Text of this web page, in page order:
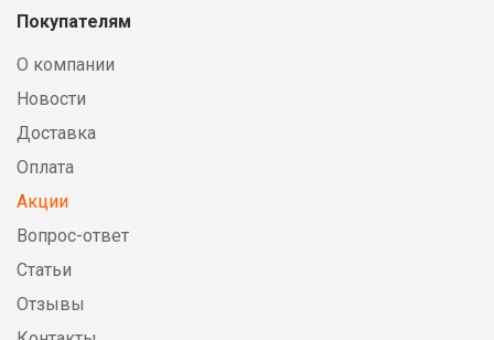
Покупателям
О компании
Новости
Доставка
Оплата
Акции
Вопрос-ответ
Статьи
Отзывы